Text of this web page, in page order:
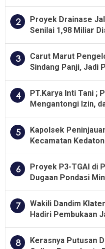
2
Proyek Drainase
Senilai 1,98 Miliar
3
Carut Marut
Sindang Panji, Jadi
4
PT.Karya Inti Tani ;
Mengantongi Izin,
5
Kapolsek
Kecamatan
6
Proyek P3-TGAI di
Dugaan Pondasi
7
Wakili Dandim
Hadiri Pembukaan
8
Kerasnya Putusan